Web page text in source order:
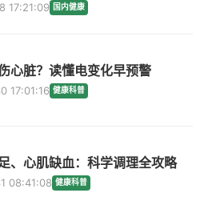
17:21:09 国内健康
心脏？读懂电变化早预警
17:01:16 健康科普
、心肌缺血：科学调理全攻略
08:41:08 健康科普